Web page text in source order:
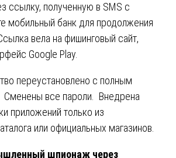
ссылку, полученную в SMS с
мобильный банк для продолжения
вела на фишинговый сайт,
Google Play.
переустановлено с полным
все пароли. Внедрена
приложений только из
или официальных магазинов.
шпионаж через